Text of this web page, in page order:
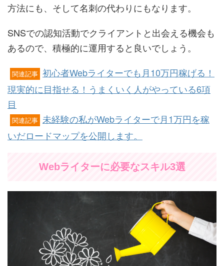
方法にも、そして名刺の代わりにもなります。
SNSでの認知活動でクライアントと出会える機会も
あるので、積極的に運用すると良いでしょう。
関連記事 初心者Webライターでも月10万円稼げる！
現実的に目指せる！うまくいく人がやっている6項
目
関連記事 未経験の私がWebライターで月1万円を稼
いだロードマップを公開します。
Webライターに必要なスキル3選